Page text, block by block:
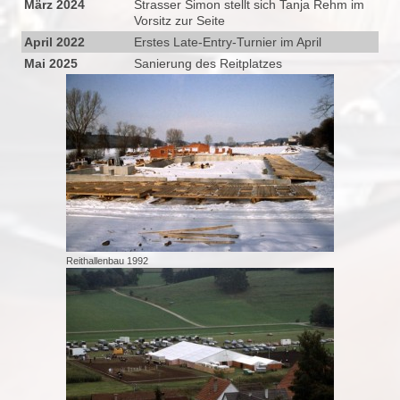
März 2024
Strasser Simon stellt sich Tanja Rehm im
Vorsitz zur Seite
April 2022
Erstes Late-Entry-Turnier im April
Mai 2025
Sanierung des Reitplatzes
Reithallenbau 1992